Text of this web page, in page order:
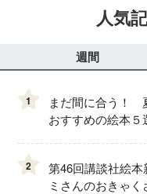
人気
週間
1
まだ間に合う！
おすすめの絵本５
2
第46回講談社絵
ミさんのおきゃ